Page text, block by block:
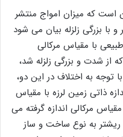
است که میزان امواج منتشر
با بزرگی زلزله بیان می شود
با مقیاس مرکالی
از شدت و بزرگی زلزله شد،
به اختلاف در این دو،
ذاتی زمین لرزه با مقیاس
مرکالی اندازه گرفته می
به نوع ساخت و ساز